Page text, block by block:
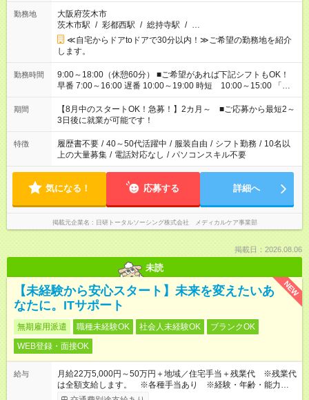
勤務地
大阪府茨木市
茨木市駅 / 彩都西駅 / 総持寺駅 / …
≪自宅からドアtoドアで30分以内！≫ご希望の勤務地を紹介
します。
勤務時間
9:00～18:00（休憩60分） ■ご希望があれば下記シフトもOK！
早番 7:00～16:00 遅番 10:00～19:00 時短 10:00～15:00 「家
族と休みを合わせたい」 「余裕を持って夕飯の準備がしたい」
「できれば残業はしたくない」 など、ご希望を教えてください
ね。 ※Wワーク希望の方へ 今ご覧のお仕事で希望する勤務時間
と、もう1つのお仕事の勤務時間。 合計で週40時間を超える場
合は応募できません。
期間
【8月中のスタートOK！急募！】2カ月～ ■ご応募から最短2～
3日後に就業が可能です！
特徴 履歴書不要 / 40～50代活躍中 / 服装自由 / シフト勤務 / 10名以
上の大量募集 / 電話対応なし / パソコンスキル不要
気になる！ 応募する 詳細へ
掲載元企業名 日研トータルソーシング株式会社 メディカルケア事業部
掲載日：2026.08.06
未読
NEW
【未経験から安心スタート】未来を変えたいあ
なたに。ITサポート
無期雇用派遣 職種未経験OK 社会人未経験OK
ブランクOK
WEB登録・面接OK
給与
月給22万5,000円～50万円＋地域／住宅手当＋残業代 ※残業代
は全額支給します。 ※各種手当あり ※経験・年齢・能力等を
考慮して加給・優遇します。